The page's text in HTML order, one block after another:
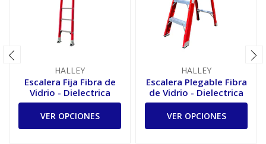
HALLEY
Escalera Fija Fibra de
Vidrio - Dielectrica
VER OPCIONES
HALLEY
Escalera Plegable Fibra
de Vidrio - Dielectrica
VER OPCIONES